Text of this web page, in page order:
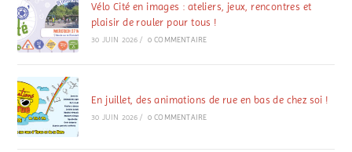
Vélo Cité en images : ateliers, jeux, rencontres et
plaisir de rouler pour tous !
30 JUIN 2026 / 0 COMMENTAIRE
En juillet, des animations de rue en bas de chez soi !
30 JUIN 2026 / 0 COMMENTAIRE